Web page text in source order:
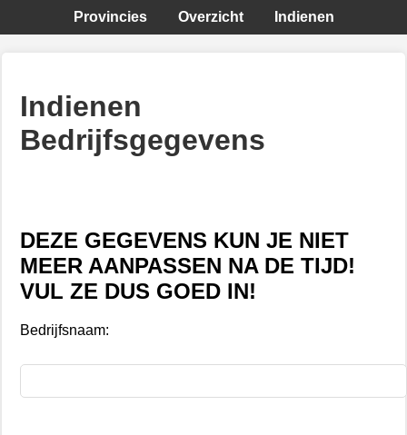
Provincies Overzicht Indienen
Indienen
Bedrijfsgegevens
DEZE GEGEVENS KUN JE NIET
MEER AANPASSEN NA DE TIJD!
VUL ZE DUS GOED IN!
Bedrijfsnaam: